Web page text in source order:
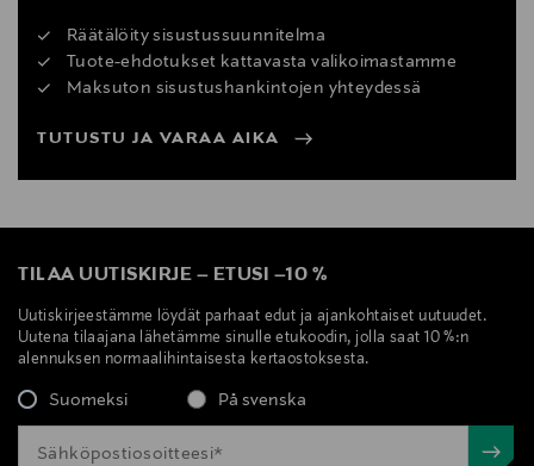
Räätälöity sisustussuunnitelma
Tuote-ehdotukset kattavasta valikoimastamme
Maksuton sisustushankintojen yhteydessä
TUTUSTU JA VARAA AIKA
TILAA UUTISKIRJE – ETUSI –10 %
Uutiskirjeestämme löydät parhaat edut ja ajankohtaiset uutuudet.
Uutena tilaajana lähetämme sinulle etukoodin, jolla saat 10 %:n
alennuksen normaalihintaisesta kertaostoksesta.
Suomeksi På svenska